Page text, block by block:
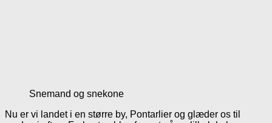
Snemand og snekone
Nu er vi landet i en større by, Pontarlier og glæder os til